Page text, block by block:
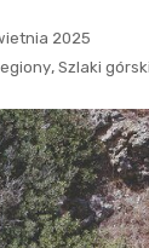
2025
, Szlaki